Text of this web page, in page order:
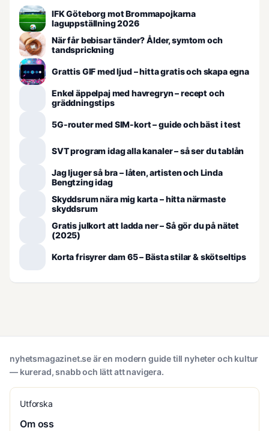
IFK Göteborg mot Brommapojkarna
laguppställning 2026
När får bebisar tänder? Ålder, symtom och
tandsprickning
Grattis GIF med ljud – hitta gratis och skapa egna
Enkel äppelpaj med havregryn – recept och
gräddningstips
5G-router med SIM-kort – guide och bäst i test
SVT program idag alla kanaler – så ser du tablån
Jag ljuger så bra – låten, artisten och Linda
Bengtzing idag
Skyddsrum nära mig karta – hitta närmaste
skyddsrum
Gratis julkort att ladda ner – Så gör du på nätet
(2025)
Korta frisyrer dam 65 – Bästa stilar & skötseltips
nyhetsmagazinet.se är en modern guide till nyheter och kultur
— kurerad, snabb och lätt att navigera.
Utforska
Om oss